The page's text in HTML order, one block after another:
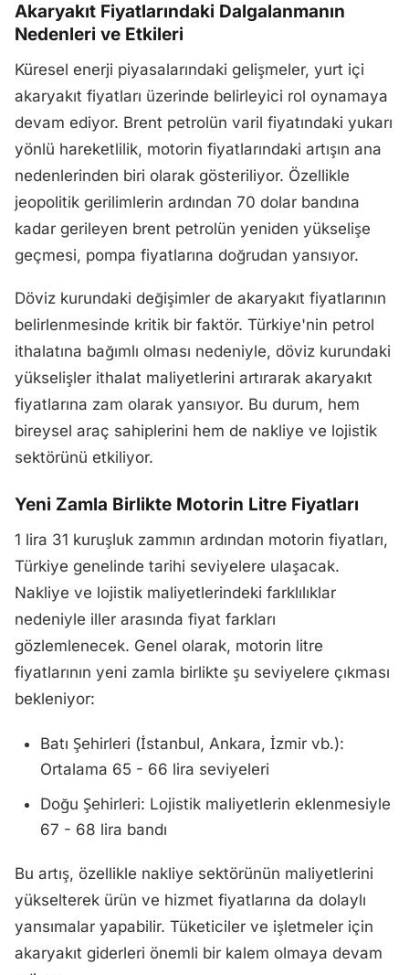
Akaryakıt Fiyatlarındaki Dalgalanmanın
Nedenleri ve Etkileri
Küresel enerji piyasalarındaki gelişmeler, yurt içi
akaryakıt fiyatları üzerinde belirleyici rol oynamaya
devam ediyor. Brent petrolün varil fiyatındaki yukarı
yönlü hareketlilik, motorin fiyatlarındaki artışın ana
nedenlerinden biri olarak gösteriliyor. Özellikle
jeopolitik gerilimlerin ardından 70 dolar bandına
kadar gerileyen brent petrolün yeniden yükselişe
geçmesi, pompa fiyatlarına doğrudan yansıyor.
Döviz kurundaki değişimler de akaryakıt fiyatlarının
belirlenmesinde kritik bir faktör. Türkiye'nin petrol
ithalatına bağımlı olması nedeniyle, döviz kurundaki
yükselişler ithalat maliyetlerini artırarak akaryakıt
fiyatlarına zam olarak yansıyor. Bu durum, hem
bireysel araç sahiplerini hem de nakliye ve lojistik
sektörünü etkiliyor.
Yeni Zamla Birlikte Motorin Litre Fiyatları
1 lira 31 kuruşluk zammın ardından motorin fiyatları,
Türkiye genelinde tarihi seviyelere ulaşacak.
Nakliye ve lojistik maliyetlerindeki farklılıklar
nedeniyle iller arasında fiyat farkları
gözlemlenecek. Genel olarak, motorin litre
fiyatlarının yeni zamla birlikte şu seviyelere çıkması
bekleniyor:
Batı Şehirleri (İstanbul, Ankara, İzmir vb.):
Ortalama 65 - 66 lira seviyeleri
Doğu Şehirleri: Lojistik maliyetlerin eklenmesiyle
67 - 68 lira bandı
Bu artış, özellikle nakliye sektörünün maliyetlerini
yükselterek ürün ve hizmet fiyatlarına da dolaylı
yansımalar yapabilir. Tüketiciler ve işletmeler için
akaryakıt giderleri önemli bir kalem olmaya devam